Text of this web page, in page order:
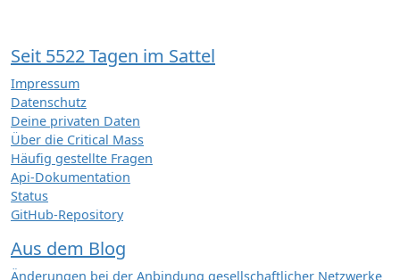
Seit 5522 Tagen im Sattel
Impressum
Datenschutz
Deine privaten Daten
Über die Critical Mass
Häufig gestellte Fragen
Api-Dokumentation
Status
GitHub-Repository
Aus dem Blog
Änderungen bei der Anbindung gesellschaftlicher Netzwerke